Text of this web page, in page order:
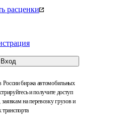
расценки
Вход
биржа автомобильных
и получите доступ
на перевозку грузов и
транспорта